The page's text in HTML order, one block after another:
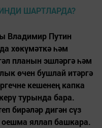
Владимир Путин
хөкүмәткә һәм
планын эшләргә һәм
өчен бушлай итәргә
кешенең капка
турында бара.
бирәләр дигән сүз
яллап башкара.